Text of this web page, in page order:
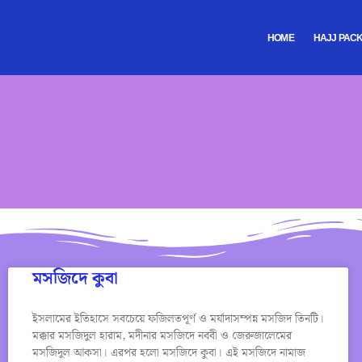
HOME HAJJ
মসজিদে কুবা
ইসলামের ইতিহাসে সবচেয়ে ফজিলতপূর্ণ ও মর্যাদাসম্পন্ন মসজিদ তিনটি।
মক্কার মসজিদুল হারাম, মদীনার মসজিদে নববী ও জেরুজালেমের
মসজিদুল আকসা। এরপর হলো মসজিদে কুবা। এই মসজিদে নামাজ